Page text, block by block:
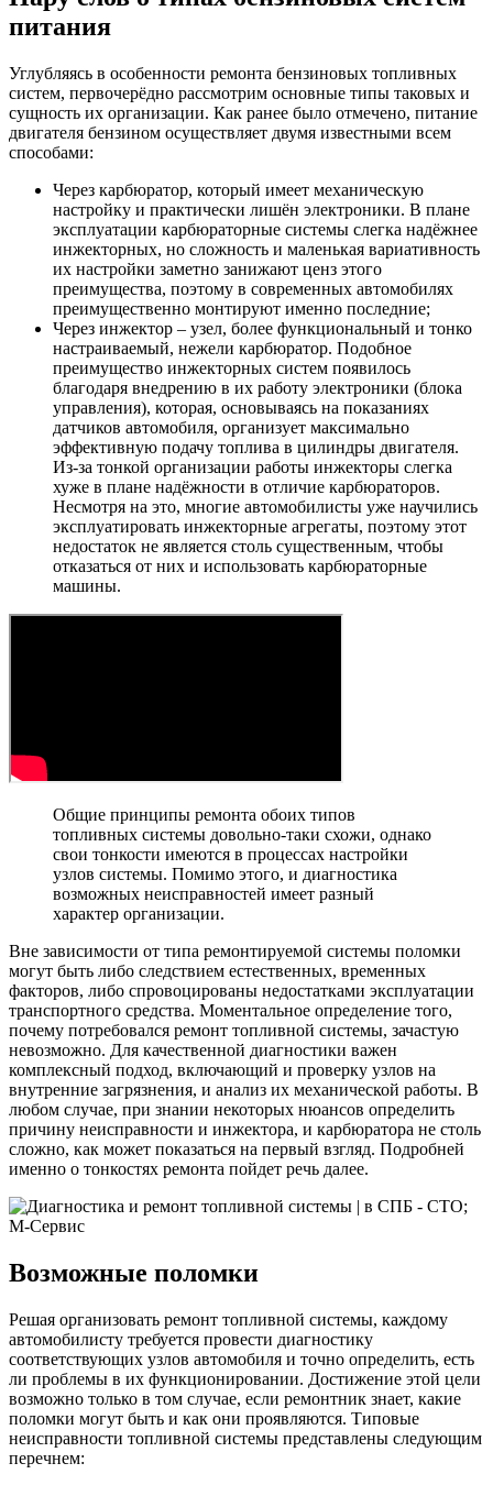
питания
Углубляясь в особенности ремонта бензиновых топливных
систем, первочерёдно рассмотрим основные типы таковых и
сущность их организации. Как ранее было отмечено, питание
двигателя бензином осуществляет двумя известными всем
способами:
Через карбюратор, который имеет механическую
настройку и практически лишён электроники. В плане
эксплуатации карбюраторные системы слегка надёжнее
инжекторных, но сложность и маленькая вариативность
их настройки заметно занижают ценз этого
преимущества, поэтому в современных автомобилях
преимущественно монтируют именно последние;
Через инжектор – узел, более функциональный и тонко
настраиваемый, нежели карбюратор. Подобное
преимущество инжекторных систем появилось
благодаря внедрению в их работу электроники (блока
управления), которая, основываясь на показаниях
датчиков автомобиля, организует максимально
эффективную подачу топлива в цилиндры двигателя.
Из-за тонкой организации работы инжекторы слегка
хуже в плане надёжности в отличие карбюраторов.
Несмотря на это, многие автомобилисты уже научились
эксплуатировать инжекторные агрегаты, поэтому этот
недостаток не является столь существенным, чтобы
отказаться от них и использовать карбюраторные
машины.
Общие принципы ремонта обоих типов
топливных системы довольно-таки схожи, однако
свои тонкости имеются в процессах настройки
узлов системы. Помимо этого, и диагностика
возможных неисправностей имеет разный
характер организации.
Вне зависимости от типа ремонтируемой системы поломки
могут быть либо следствием естественных, временных
факторов, либо спровоцированы недостатками эксплуатации
транспортного средства. Моментальное определение того,
почему потребовался ремонт топливной системы, зачастую
невозможно. Для качественной диагностики важен
комплексный подход, включающий и проверку узлов на
внутренние загрязнения, и анализ их механической работы. В
любом случае, при знании некоторых нюансов определить
причину неисправности и инжектора, и карбюратора не столь
сложно, как может показаться на первый взгляд. Подробней
именно о тонкостях ремонта пойдет речь далее.
Возможные поломки
Решая организовать ремонт топливной системы, каждому
автомобилисту требуется провести диагностику
соответствующих узлов автомобиля и точно определить, есть
ли проблемы в их функционировании. Достижение этой цели
возможно только в том случае, если ремонтник знает, какие
поломки могут быть и как они проявляются. Типовые
неисправности топливной системы представлены следующим
перечнем: